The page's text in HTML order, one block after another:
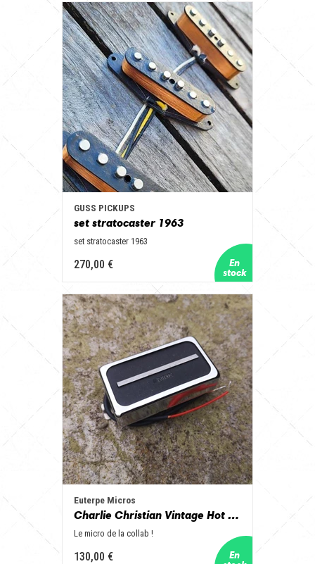
GUSS PICKUPS
set stratocaster 1963
set stratocaster 1963
270,00 €
Euterpe Micros
Charlie Christian Vintage Hot format humbucker
Le micro de la collab !
130,00 €